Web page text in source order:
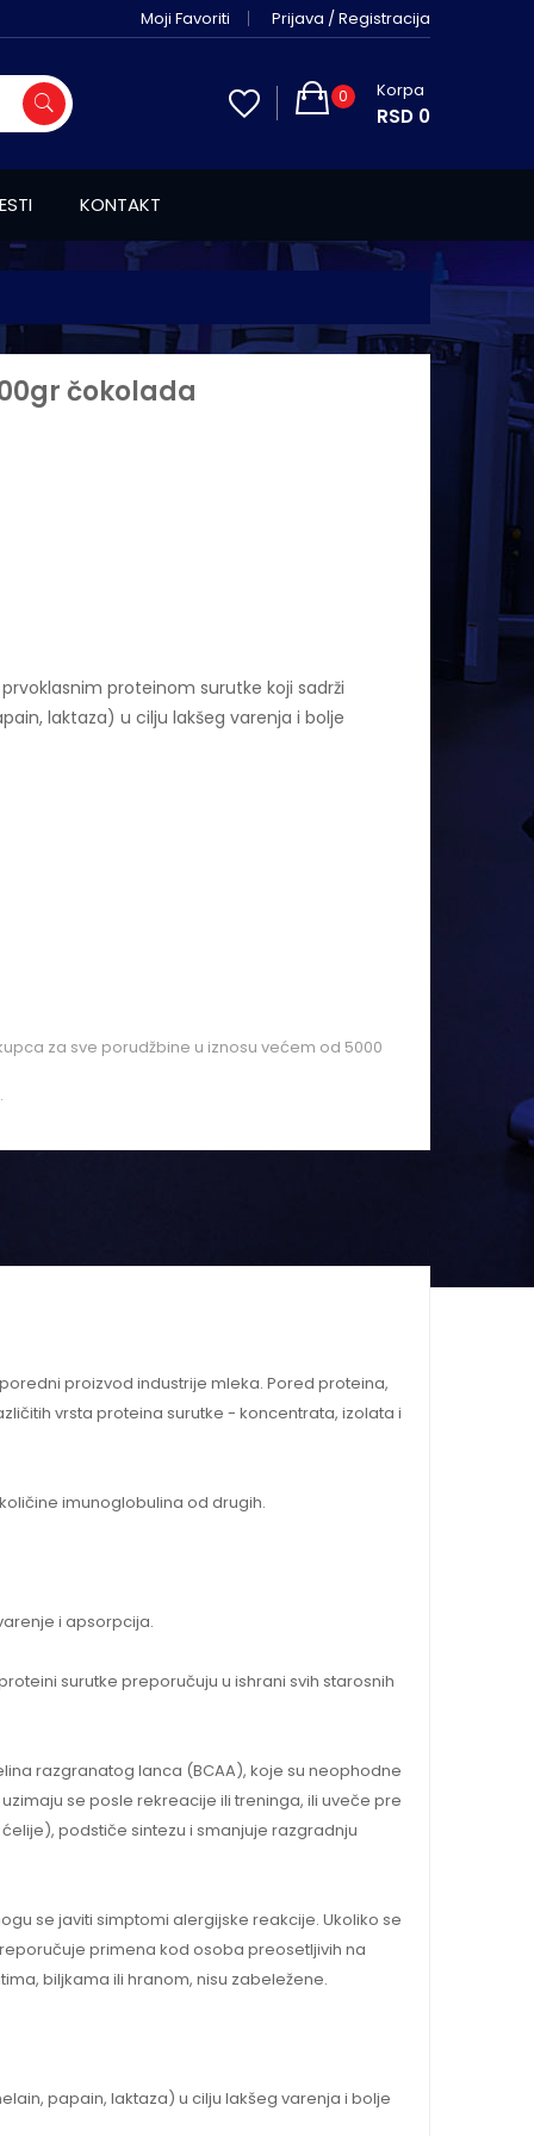
Moji Favoriti Prijava / Registracija
0 Korpa
RSD 0
KONTAKT
čokolada
proteinom surutke koji sadrži
laktaza) u cilju lakšeg varenja i bolje
za sve porudžbine u iznosu većem od 5000
proizvod industrije mleka. Pored proteina,
vrsta proteina surutke - koncentrata, izolata i
imunoglobulina od drugih.
i apsorpcija.
surutke preporučuju u ishrani svih starosnih
razgranatog lanca (BCAA), koje su neophodne
se posle rekreacije ili treninga, ili uveče pre
podstiče sintezu i smanjuje razgradnju
se javiti simptomi alergijske reakcije. Ukoliko se
primena kod osoba preosetljivih na
biljkama ili hranom, nisu zabeležene.
papain, laktaza) u cilju lakšeg varenja i bolje